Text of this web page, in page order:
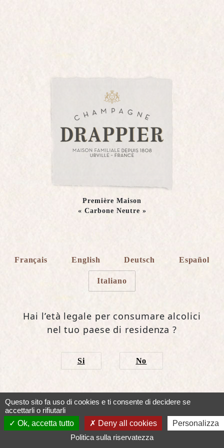
La Lettre 69
Champagne Drappier - La Lettre 69
Première Maison
« Carbone Neutre »
Français English Deutsch Español
Italiano
Hai l’età legale per consumare alcolici
nel tuo paese di residenza ?
Si No
Rue des Vignes 10200 Urville - France
+33 (0)3 25 27 40 15
info@champagne-drappier.com
Questo sito fa uso di cookies e ti consente di decidere se
accettarli o rifiutarli
Ok, accetta tutto
Deny all cookies
Personalizza
Politica sulla riservatezza